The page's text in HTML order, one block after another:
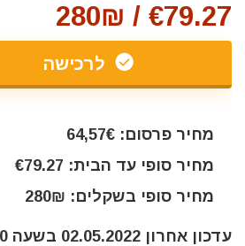
€79.27 / 280₪
לרכישה
מחיר פרסום: 64,57€
מחיר סופי עד הבית: €79.27
מחיר סופי בשקלים: 280₪
עדכון אחרון 02.05.2022 בשעה 22:00